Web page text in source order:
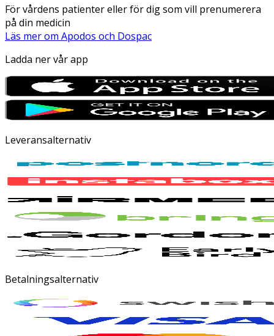
För vårdens patienter eller för dig som vill prenumerera
på din medicin
Läs mer om Apodos och Dospac
Ladda ner vår app
Leveransalternativ
Betalningsalternativ